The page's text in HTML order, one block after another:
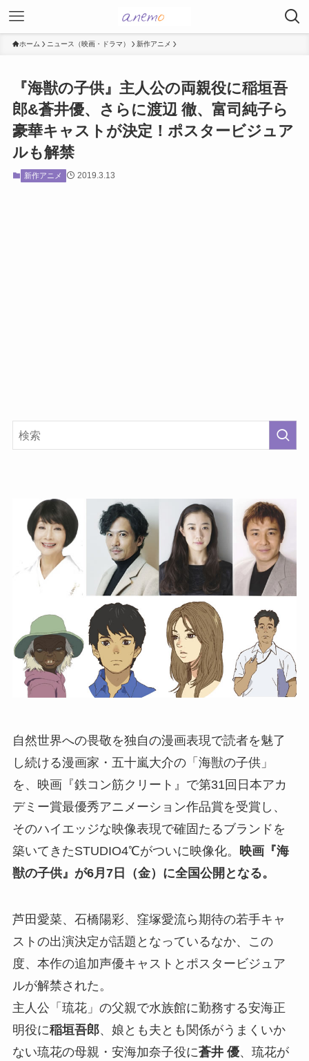
ホーム ニュース（映画・ドラマ） 新作アニメ
『海獣の子供』主人公の両親役に稲垣吾
郎&蒼井優、さらに渡辺 徹、富司純子ら
豪華キャストが決定！ポスタービジュア
ルも解禁
新作アニメ 2019.3.13
自然世界への畏敬を独自の漫画表現で読者を魅了
し続ける漫画家・五十嵐大介の「海獣の子供」
を、映画『鉄コン筋クリート』で第31回日本アカ
デミー賞最優秀アニメーション作品賞を受賞し、
そのハイエッジな映像表現で確固たるブランドを
築いてきたSTUDIO4℃がついに映像化。
映画『海
獣の子供』が6月7日（金）に全国公開となる。
芦田愛菜、石橋陽彩、窪塚愛流ら期待の若手キャ
ストの出演決定が話題となっているなか、この
度、本作の追加声優キャストとポスタービジュア
ルが解禁された。
主人公「琉花」の父親で水族館に勤務する安海正
明役に稲垣吾郎、娘とも夫とも関係がうまくいか
ない琉花の母親・安海加奈子役に蒼井 優、琉花が